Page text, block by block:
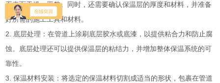
工表面干燥、平整。同时，还需要确认保温层的厚度和材料，并准备
好所需的施工工具和材料。
2. 底层处理：在管道上涂刷底层胶水或底漆，以提供粘合力和防止腐
蚀。底层处理还可以提供保温层的粘结力，并增加整体保温系统的可
靠性。
3. 保温材料安装：将选定的保温材料切割成适当的形状，包裹在管道